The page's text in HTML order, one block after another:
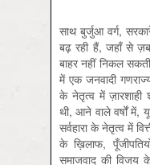
साथ बुर्जुआ वर्ग,
बढ़ रही हैं, जहाँ से
बाहर नहीं निकल
में एक जनवादी
के नेतृत्व में
थी, आने वाले वर्षों में,
सर्वहारा के नेतृत्व में
के ख़िलाफ,
समाजवाद की विजय